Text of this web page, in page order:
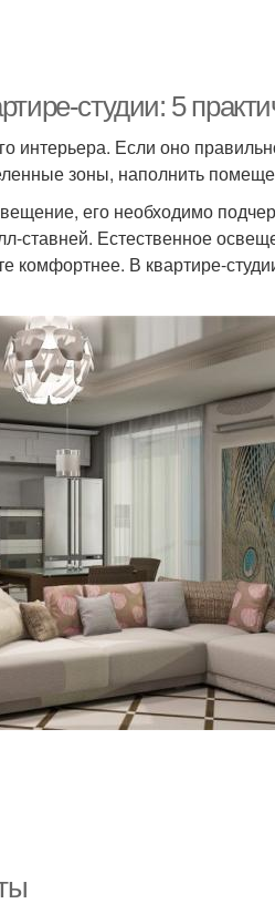
студии: 5
Если оно
зоны, наполнить
его необходимо
ставней. Естественное
комфортнее. В квартире-